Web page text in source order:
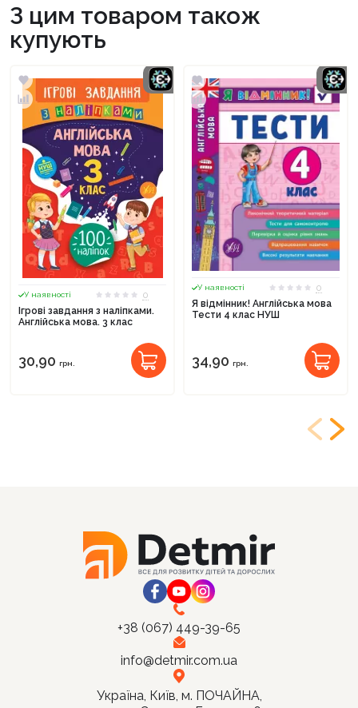
З цим товаром також
купують
У наявності
0
Ігрові завдання з наліпками.
Англійська мова. 3 клас
30,90 грн.
У наявності
0
Я відмінник! Англійська мова
Тести 4 клас НУШ
34,90 грн.
+38 (067) 449-39-65
info@detmir.com.ua
Україна, Київ, м. ПОЧАЙНА,